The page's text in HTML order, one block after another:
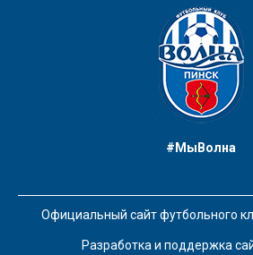
#МыВолна
Официальный сайт футбольного
Разработка и поддержка